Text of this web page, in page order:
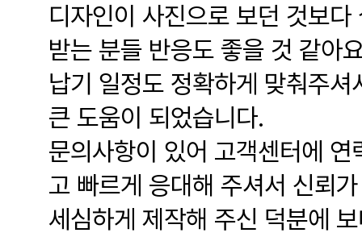
디자인이 사진으로 보던 것보
받는 분들 반응도 좋을 것 같아
납기 일정도 정확하게 맞춰주
큰 도움이 되었습니다.
문의사항이 있어 고객센터에 연
고 빠르게 응대해 주셔서 신뢰
세심하게 제작해 주신 덕분에